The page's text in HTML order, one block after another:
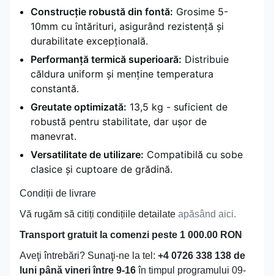
Construcție robustă din fontă: Grosime 5-
10mm cu întărituri, asigurând rezistență și
durabilitate excepțională.
Performanță termică superioară: Distribuie
căldura uniform și menține temperatura
constantă.
Greutate optimizată: 13,5 kg - suficient de
robustă pentru stabilitate, dar ușor de
manevrat.
Versatilitate de utilizare: Compatibilă cu sobe
clasice și cuptoare de grădină.
Condiții de livrare
Vă rugăm să citiți condițiile detailate apăsând aici.
Transport gratuit la comenzi peste 1 000.00 RON
Aveţi întrebări? Sunaţi-ne la tel: +4 0726 338 138 de
luni până vineri între 9-16în timpul programului 09-